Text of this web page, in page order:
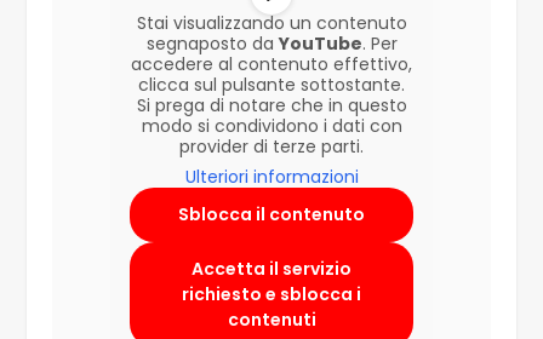
Stai visualizzando un contenuto
segnaposto daYouTube. Per
accedere al contenuto effettivo,
clicca sul pulsante sottostante.
Si prega di notare che in questo
modo si condividono i dati con
provider di terze parti.
Ulteriori informazioni
Sblocca il contenuto
Accetta il servizio
richiesto e sblocca i
contenuti